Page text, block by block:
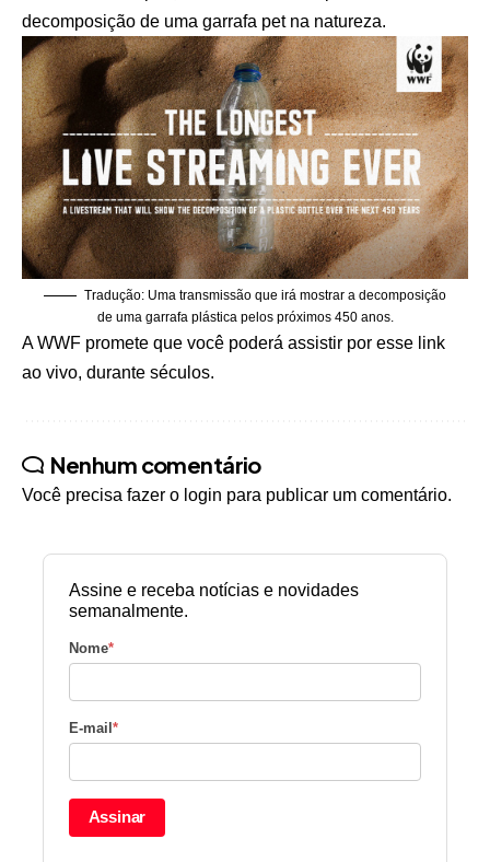
decomposição de uma garrafa pet na natureza.
Tradução: Uma transmissão que irá mostrar a decomposição
de uma garrafa plástica pelos próximos 450 anos.
A WWF promete que você poderá assistir por esse link
ao vivo, durante séculos.
Nenhum comentário
Você precisa fazer o login para publicar um comentário.
Assine e receba notícias e novidades
semanalmente.
Nome*
E-mail*
Assinar